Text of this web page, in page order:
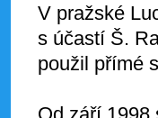
V pražské
s účastí Š.
použil přímé